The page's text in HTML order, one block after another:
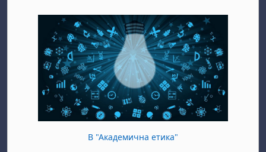
В "Академична етика"